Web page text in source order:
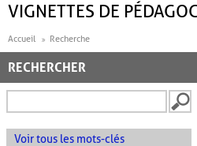
VIGNETTES DE
Accueil Recherche
RECHERCHER
Voir tous les mots-clés